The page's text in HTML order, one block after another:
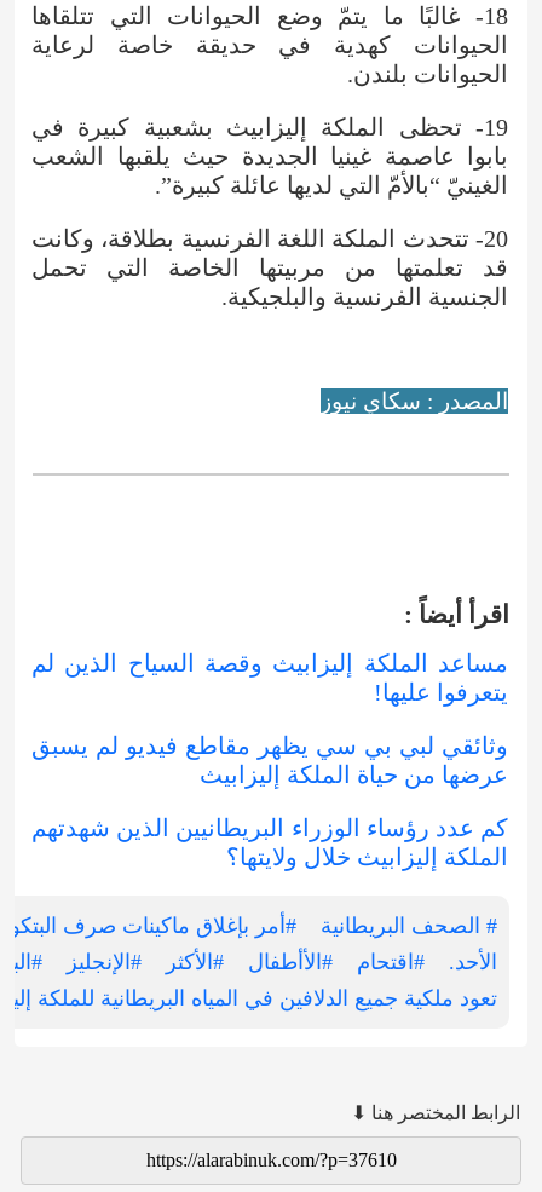
18- غالبًا ما يتمّ وضع الحيوانات التي تتلقاها
الحيوانات كهدية في حديقة خاصة لرعاية
الحيوانات بلندن.
19- تحظى الملكة إليزابيث بشعبية كبيرة في
بابوا عاصمة غينيا الجديدة حيث يلقبها الشعب
الغينيّ “بالأمّ التي لديها عائلة كبيرة”.
20- تتحدث الملكة اللغة الفرنسية بطلاقة، وكانت
قد تعلمتها من مربيتها الخاصة التي تحمل
الجنسية الفرنسية والبلجيكية.
المصدر : سكاي نيوز
اقرأ أيضاً :
مساعد الملكة إليزابيث وقصة السياح الذين لم
يتعرفوا عليها!
وثائقي لبي بي سي يظهر مقاطع فيديو لم يسبق
عرضها من حياة الملكة إليزابيث
كم عدد رؤساء الوزراء البريطانيين الذين شهدتهم
الملكة إليزابيث خلال ولايتها؟
#‎ الصحف البريطانية
#أمر بإغلاق ماكينات صرف
الأحد.
#اقتحام #الأأطفال #الأكثر #الإنجليز
تعود ملكية جميع الدلافين في المياه البريطانية للملكة
الرابط المختصر هنا ⬇